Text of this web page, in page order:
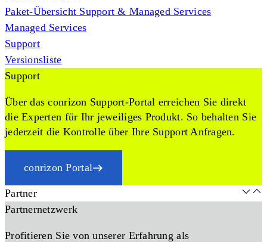
Paket-Übersicht Support & Managed Services
Managed Services
Support
Versionsliste
Support
Über das conrizon Support-Portal erreichen Sie direkt
die Experten für Ihr jeweiliges Produkt. So behalten Sie
jederzeit die Kontrolle über Ihre Support Anfragen.
conrizon Portal
Partner
Partnernetzwerk
Profitieren Sie von unserer Erfahrung als